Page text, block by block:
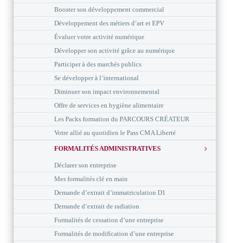
Booster son développement commercial
Développement des métiers d’art et EPV
Évaluer votre activité numérique
Développer son activité grâce au numérique
Participer à des marchés publics
Se développer à l’international
Diminuer son impact environnemental
Offre de services en hygiène alimentaire
Les Packs formation du PARCOURS CRÉATEUR
Votre allié au quotidien le Pass CMA Liberté
FORMALITÉS ADMINISTRATIVES
Déclarer son entreprise
Mes formalités clé en main
Demande d’extrait d’immatriculation D1
Demande d’extrait de radiation
Formalités de cessation d’une entreprise
Formalités de modification d’une entreprise